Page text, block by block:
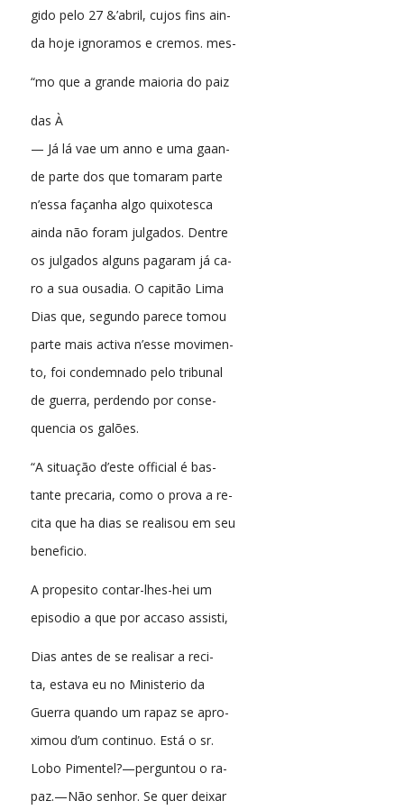
gido pelo 27 &’abril, cujos fins ain-
da hoje ignoramos e cremos. mes-
“mo que a grande maioria do paiz
das À
— Já lá vae um anno e uma gaan-
de parte dos que tomaram parte
n’essa façanha algo quixotesca
ainda não foram julgados. Dentre
os julgados alguns pagaram já ca-
ro a sua ousadia. O capitão Lima
Dias que, segundo parece tomou
parte mais activa n’esse movimen-
to, foi condemnado pelo tribunal
de guerra, perdendo por conse-
quencia os galões.
“A situação d’este official é bas-
tante precaria, como o prova a re-
cita que ha dias se realisou em seu
beneficio.
A propesito contar-lhes-hei um
episodio a que por accaso assisti,
Dias antes de se realisar a reci-
ta, estava eu no Ministerio da
Guerra quando um rapaz se apro-
ximou d’um continuo. Está o sr.
Lobo Pimentel?—perguntou o ra-
paz.—Não senhor. Se quer deixar